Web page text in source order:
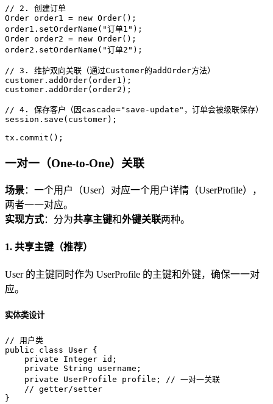
// 2. 创建订单
Order order1 = new Order();
order1.setOrderName( "订单1"
Order order2 = new Order();
order2.setOrderName( "订单2" );
// 3. 维护双向关联（通过Customer的addOrder方法）
customer.addOrder(order1);
customer.addOrder(order2);
// 4. 保存客户（因cascade="save-update"，订单会被级联保存）
session.save(customer);
tx.commit();
一对一（One-to-One）关联
场景：一个用户（User）对应一个用户详情（UserProfile），
两者一一对应。
实现方式：分为共享主键和外键关联两种。
1. 共享主键（推荐）
User 的主键同时作为 UserProfile 的主键和外键，确保一一对
应。
实体类设计
// 用户类
public
class User {
private Integer id;
private String username;
private UserProfile profile; // 一对一关联
// getter/setter
}